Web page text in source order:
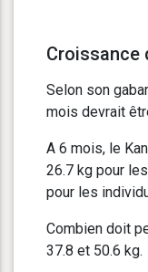
Croissance
Selon son
mois devrait
A 6 mois, le
26.7 kg pour
pour les
Combien doit
37.8 et 50.6 kg.